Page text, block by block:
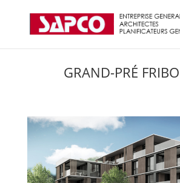
GRAND-PRÉ